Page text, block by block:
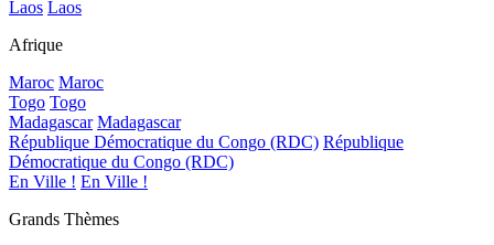
Laos Laos
Afrique
Maroc Maroc
Togo Togo
Madagascar Madagascar
République Démocratique du Congo (RDC) République
Démocratique du Congo (RDC)
En Ville ! En Ville !
Grands Thèmes